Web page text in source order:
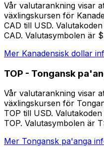
Vår valutarankning visar
växlingskursen för
CAD till USD.
CAD. Valutasymbolen är
Mer Kanadensisk dollar
TOP - Tongansk
Vår valutarankning visar
växlingskursen för
TOP till USD.
TOP. Valutasymbolen är
Mer Tongansk pa'anga